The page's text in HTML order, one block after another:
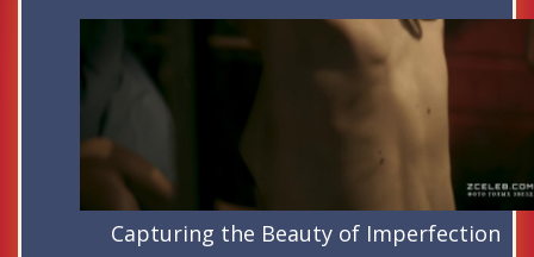
Capturing the Beauty of Imperfection